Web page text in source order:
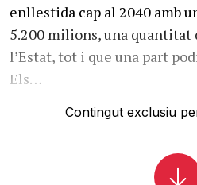
enllestida cap al 2040 amb
5.200 milions, una quantitat
l’Estat, tot i que una part
Els…
Contingut exclusiu